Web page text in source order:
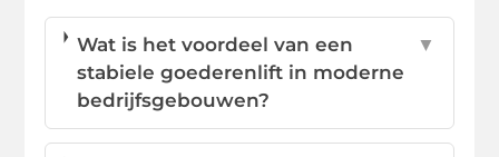
Wat is het voordeel van een
stabiele goederenlift in moderne
bedrijfsgebouwen?
▼